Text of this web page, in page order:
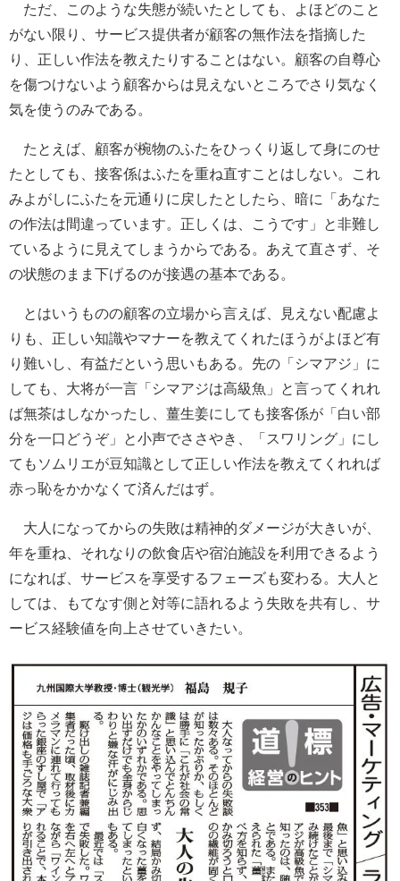
ただ、このような失態が続いたとしても、よほどのこと
がない限り、サービス提供者が顧客の無作法を指摘した
り、正しい作法を教えたりすることはない。顧客の自尊心
を傷つけないよう顧客からは見えないところでさり気なく
気を使うのみである。
たとえば、顧客が椀物のふたをひっくり返して身にのせ
たとしても、接客係はふたを重ね直すことはしない。これ
みよがしにふたを元通りに戻したとしたら、暗に「あなた
の作法は間違っています。正しくは、こうです」と非難し
ているように見えてしまうからである。あえて直さず、そ
の状態のまま下げるのが接遇の基本である。
とはいうものの顧客の立場から言えば、見えない配慮よ
りも、正しい知識やマナーを教えてくれたほうがよほど有
り難いし、有益だという思いもある。先の「シマアジ」に
しても、大将が一言「シマアジは高級魚」と言ってくれれ
ば無茶はしなかったし、薑生姜にしても接客係が「白い部
分を一口どうぞ」と小声でささやき、「スワリング」にし
てもソムリエが豆知識として正しい作法を教えてくれれば
赤っ恥をかかなくて済んだはず。
大人になってからの失敗は精神的ダメージが大きいが、
年を重ね、それなりの飲食店や宿泊施設を利用できるよう
になれば、サービスを享受するフェーズも変わる。大人と
しては、もてなす側と対等に語れるよう失敗を共有し、サ
ービス経験値を向上させていきたい。